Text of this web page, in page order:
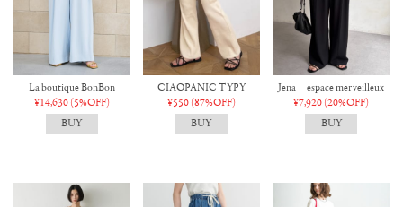
La boutique BonBon
¥14,630 (5%OFF)
CIAOPANIC TYPY
¥550 (87%OFF)
Jena espace merveilleux
¥7,920 (20%OFF)